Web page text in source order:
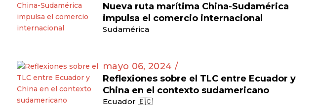
Nueva ruta marítima China-Sudamérica
impulsa el comercio internacional
Sudamérica
mayo 06, 2024 /
Reflexiones sobre el TLC entre Ecuador y
China en el contexto sudamericano
Ecuador 🇪🇨